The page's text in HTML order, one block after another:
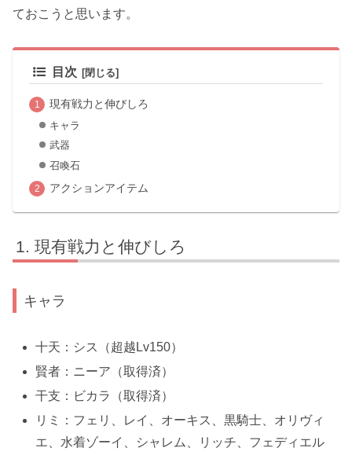
ておこうと思います。
目次
現有戦力と伸びしろ
キャラ
武器
召喚石
アクションアイテム
現有戦力と伸びしろ
キャラ
十天：シス（超越Lv150）
賢者：ニーア（取得済）
干支：ビカラ（取得済）
リミ：フェリ、レイ、オーキス、黒騎士、オリヴィ
エ、水着ゾーイ、シャレム、リッチ、フェディエル